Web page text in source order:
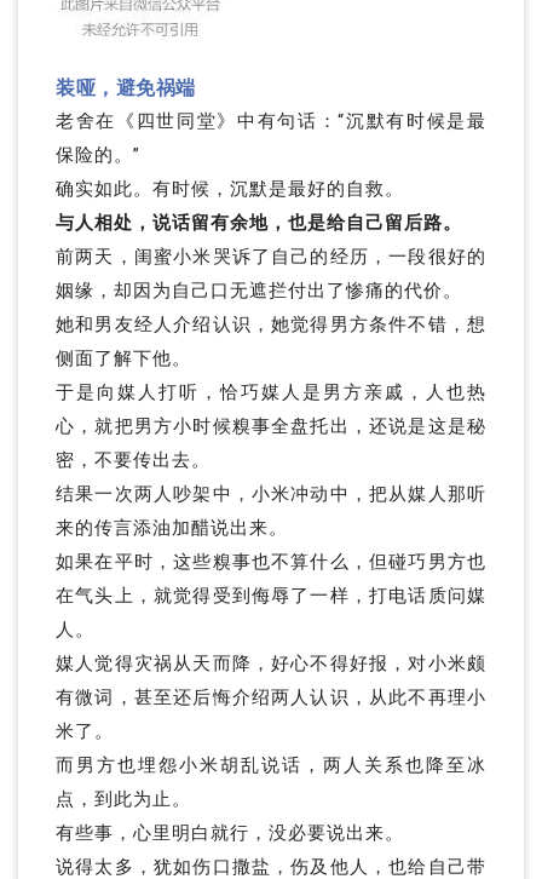
装哑，避免祸端
老舍在《四世同堂》中有句话：“沉默有时候是最
保险的。”
确实如此。 有时候，沉默是最好的自救。
与人相处，说话留有余地，也是给自己留后路。
前两天，闺蜜小米哭诉了自己的经历，一段很好的
姻缘，却因为自己口无遮拦付出了惨痛的代价。
她和男友经人介绍认识，她觉得男方条件不错，想
侧面了解下他。
于是向媒人打听，恰巧媒人是男方亲戚，人也热
心，就把男方小时候糗事全盘托出，还说是这是秘
密，不要传出去。
结果一次两人吵架中，小米冲动中，把从媒人那听
来的传言添油加醋说出来。
如果在平时，这些糗事也不算什么，但碰巧男方也
在气头上，就觉得受到侮辱了一样，打电话质问媒
人。
媒人觉得灾祸从天而降，好心不得好报，对小米颇
有微词，甚至还后悔介绍两人认识，从此不再理小
米了。
而男方也埋怨小米胡乱说话，两人关系也降至冰
点，到此为止。
有些事，心里明白就行，没必要说出来。
说得太多，犹如伤口撒盐，伤及他人，也给自己带